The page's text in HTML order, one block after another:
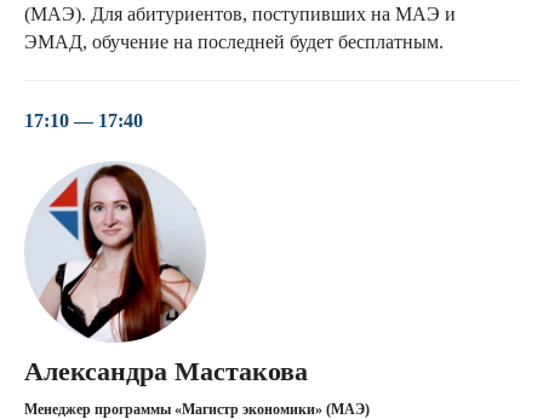
(МАЭ). Для абитуриентов, поступивших на МАЭ и
ЭМАД, обучение на последней будет бесплатным.
17:10 — 17:40
Александра Мастакова
Менеджер программы «Магистр экономики» (МАЭ)